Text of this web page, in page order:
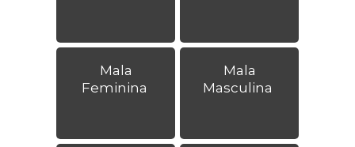
Mala
Feminina
Mala
Masculina